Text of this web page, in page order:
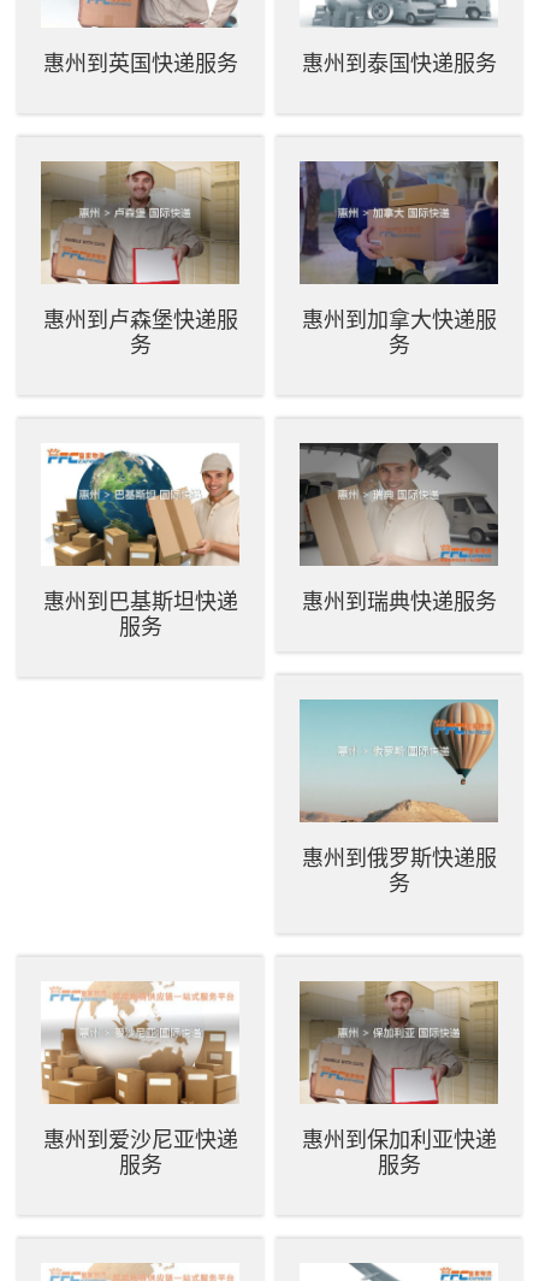
惠州到英国快递服务 惠州到泰国快递服务
惠州到卢森堡快递服
务
惠州到加拿大快递服
务
惠州到巴基斯坦快递
服务
惠州到瑞典快递服务
惠州到俄罗斯快递服
务
惠州到爱沙尼亚快递
服务
惠州到保加利亚快递
服务